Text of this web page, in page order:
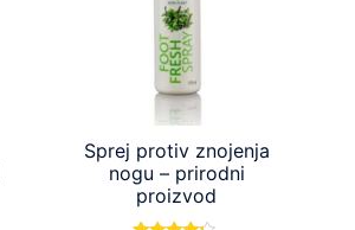
Sprej protiv znojenja
nogu – prirodni
proizvod